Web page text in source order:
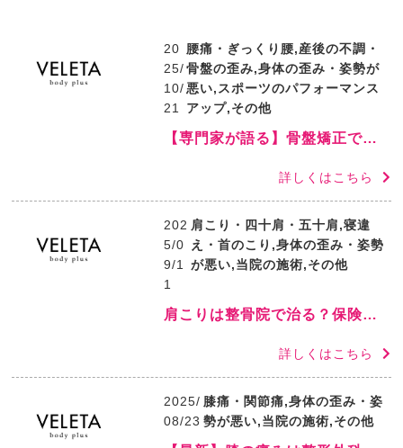
20
25/
10/
21
腰痛・ぎっくり腰,産後の不調・
骨盤の歪み,身体の歪み・姿勢が
悪い,スポーツのパフォーマンス
アップ,その他
【専門家が語る】骨盤矯正で人生が変わる?20年で1万人を診た院長が明かす意外な効果と実践法
詳しくはこちら
202
5/0
9/1
1
肩こり・四十肩・五十肩,寝違
え・首のこり,身体の歪み・姿勢
が悪い,当院の施術,その他
肩こりは整骨院で治る？保険適用から治療内容・通院期間まで徹底解説【2025年最新版】
詳しくはこちら
2025/
08/23
膝痛・関節痛,身体の歪み・姿
勢が悪い,当院の施術,その他